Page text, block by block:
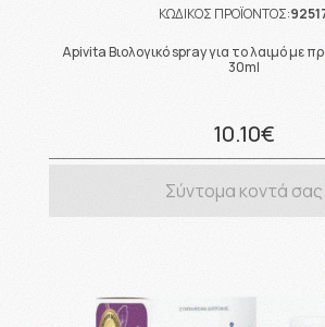
ΚΩΔΙΚΟΣ ΠΡΟΪΟΝΤΟΣ:
Apivita Βιολογικό spray για το λαιμό με
30ml
10.10€
Σύντομα κοντά σας